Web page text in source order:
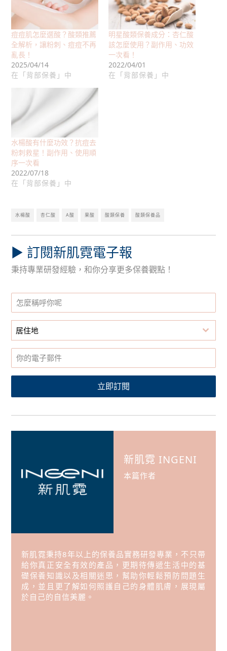
痘痘肌怎麼選酸？酸類推薦
全解析，讓粉刺、痘痘不再
亂長！
2025/04/14
在「背部保養」中
明星酸類保養成分：杏仁酸
該怎麼使用？副作用、功效
一次看！
2022/04/01
在「背部保養」中
水楊酸有什麼功效？抗痘去
粉刺救星！副作用、使用順
序一次看
2022/07/18
在「背部保養」中
水楊酸 杏仁酸 A酸 果酸 酸類保養 酸類保養品
▶︎ 訂閱新肌霓電子報
秉持專業研發經驗，和你分享更多保養觀點！
居住地
立即訂閱
新肌霓 INGENI
本篇作者
新肌霓秉持8年以上的保養品實務研發專業，不只帶
給你真正安全有效的產品，更期待傳遞生活中的基
礎保養知識以及相關迷思，幫助你輕鬆預防問題生
成，並且更了解如何照護自己的身體肌膚，展現屬
於自己的自信美麗。